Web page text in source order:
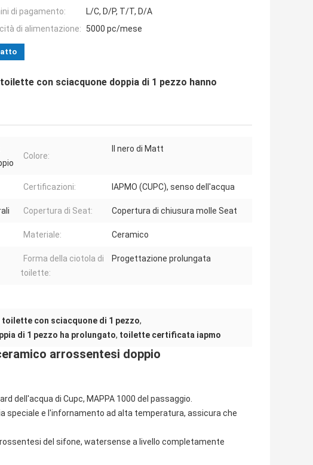
di pagamento:
L/C, D/P, T/T, D/A
di alimentazione:
5000 pc/mese
con sciacquone doppia di 1 pezzo hanno
Colore:
Il nero di Matt
Certificazioni: IAPMO (CUPC), senso dell'acqua
Copertura di Seat: Copertura di chiusura molle Seat
Materiale: Ceramico
Forma della ciotola di
toilette:
Progettazione prolungata
con sciacquone di 1 pezzo,
di 1 pezzo ha prolungato, toilette certificata iapmo
arrossentesi doppio
dell'acqua di Cupc, MAPPA 1000 del passaggio.
speciale e l'infornamento ad alta temperatura, assicura che
del sifone, watersense a livello completamente